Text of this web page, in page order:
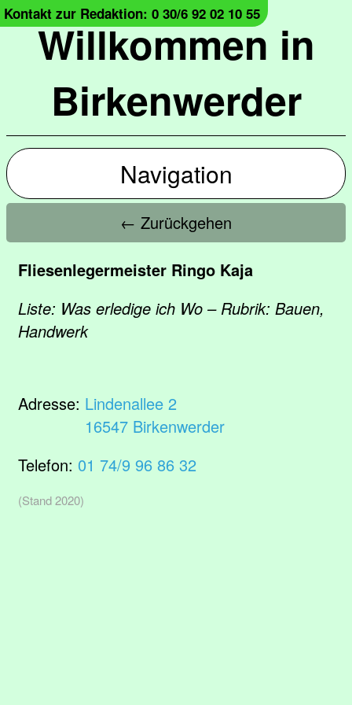
Willkommen in
Birkenwerder
Kontakt zur Redaktion: 0 30/6 92 02 10 55
Navigation
← Zurückgehen
Fliesenlegermeister Ringo Kaja
Liste: Was erledige ich Wo – Rubrik: Bauen,
Handwerk
Adresse: Lindenallee 2
16547 Birkenwerder
Telefon: 01 74/9 96 86 32
(Stand 2020)